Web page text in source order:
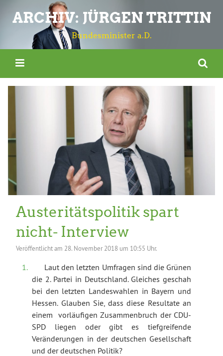
ARCHIV: JÜRGEN TRITTIN
Bundesminister a.D.
Austeritätspolitik spart
nicht- Interview
Veröffentlicht am 28. November 2018 um 10:55 Uhr.
Laut den letzten Umfragen sind die Grünen
die 2. Partei in Deutschland. Gleiches geschah
bei den letzten Landeswahlen in Bayern und
Hessen. Glauben Sie, dass diese Resultate an
einem vorläufigen Zusammenbruch der CDU-
SPD liegen oder gibt es tiefgreifende
Veränderungen in der deutschen Gesellschaft
und der deutschen Politik?